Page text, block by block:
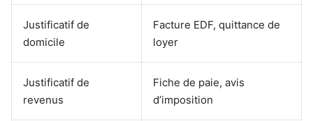
Justificatif de
domicile
Facture EDF, quittance de
loyer
Justificatif de
revenus
Fiche de paie, avis
d’imposition